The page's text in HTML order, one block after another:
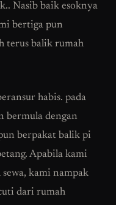
Nasib baik esoknya
bertiga pun
terus balik rumah
habis. pada
bermula dengan
berpakat balik pi
Apabila kami
kami nampak
dari rumah